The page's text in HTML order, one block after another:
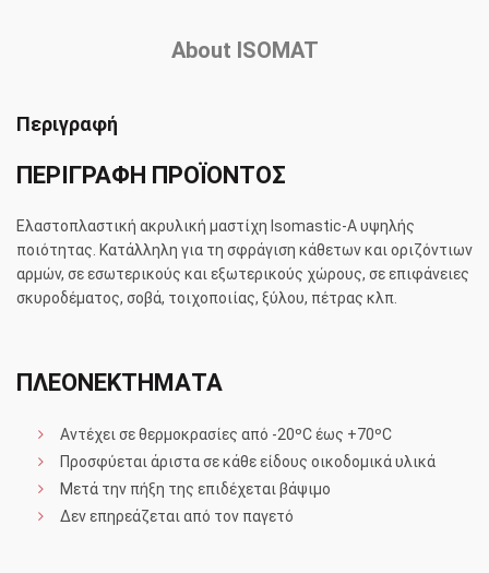
About ISOMAT
Περιγραφή
ΠΕΡΙΓΡΑΦΗ ΠΡΟΪΟΝΤΟΣ
Ελαστοπλαστική ακρυλική μαστίχη Isomastic-A υψηλής
ποιότητας. Κατάλληλη για τη σφράγιση κάθετων και οριζόντιων
αρμών, σε εσωτερικούς και εξωτερικούς χώρους, σε επιφάνειες
σκυροδέματος, σοβά, τοιχοποιίας, ξύλου, πέτρας κλπ.
ΠΛΕΟΝΕΚΤΗΜΑΤΑ
Αντέχει σε θερμοκρασίες από -20ºC έως +70ºC
Προσφύεται άριστα σε κάθε είδους οικοδομικά υλικά
Μετά την πήξη της επιδέχεται βάψιμο
Δεν επηρεάζεται από τον παγετό